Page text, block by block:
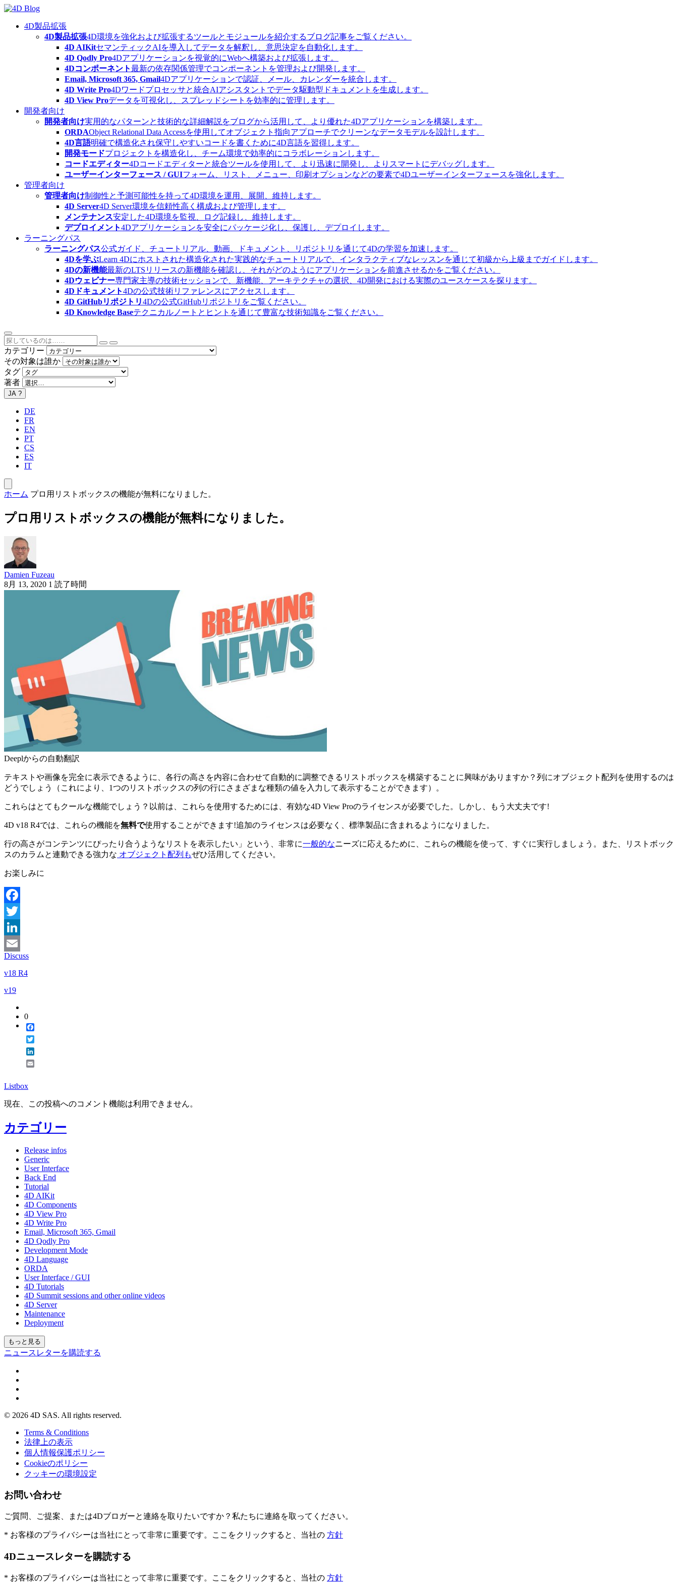
Skip
content4D製品拡張
4D製品拡張4D環境を強化および拡張するツールとモジュールを紹介するブログ記事をご覧ください。
4D AIKitセマンティックAIを導入してデータを解釈し、意思決定を自動化します。
4D Qodly Pro4Dアプリケーションを視覚的にWebへ構築および拡張します。
4Dコンポーネント最新の依存関係管理でコンポーネントを管理および開発します。
Email, Microsoft 365, Gmail4Dアプリケーションで認証、メール、カレンダーを統合します。
4D Write Pro4Dワードプロセッサと統合AIアシスタントでデータ駆動型ドキュメントを生成します。
4D View Proデータを可視化し、スプレッドシートを効率的に管理します。
開発者向け
開発者向け実用的なパターンと技術的な詳細解説をブログから活用して、より優れた4Dアプリケーションを構築します。
ORDAObject Relational Data Accessを使用してオブジェクト指向アプローチでクリーンなデータモデルを設計します。
4D言語明確で構造化され保守しやすいコードを書くために4D言語を習得します。
開発モードプロジェクトを構造化し、チーム環境で効率的にコラボレーションします。
コードエディター4Dコードエディターと統合ツールを使用して、より迅速に開発し、よりスマートにデバッグします。
ユーザーインターフェース / GUIフォーム、リスト、メニュー、印刷オプションなどの要素で4Dユーザーインターフェースを強化します。
管理者向け
管理者向け制御性と予測可能性を持って4D環境を運用、展開、維持します。
4D Server4D Server環境を信頼性高く構成および管理します。
メンテナンス安定した4D環境を監視、ログ記録し、維持します。
デプロイメント4Dアプリケーションを安全にパッケージ化し、保護し、デプロイします。
ラーニングパス
ラーニングパス公式ガイド、チュートリアル、動画、ドキュメント、リポジトリを通じて4Dの学習を加速します。
4Dを学ぶLearn 4Dにホストされた構造化された実践的なチュートリアルで、インタラクティブなレッスンを通じて初級から上級までガイドします。
4Dの新機能最新のLTSリリースの新機能を確認し、それがどのようにアプリケーションを前進させるかをご覧ください。
4Dウェビナー専門家主導の技術セッションで、新機能、アーキテクチャの選択、4D開発における実際のユースケースを探ります。
4Dドキュメント4Dの公式技術リファレンスにアクセスします。
4D GitHubリポジトリ4Dの公式GitHubリポジトリをご覧ください。
4D Knowledge Baseテクニカルノートとヒントを通じて豊富な技術知識をご覧ください。
カテゴリー
その対象は誰か
タグ
著者
JA ?
DE
FR
EN
PT
CS
ES
IT
ホーム プロ用リストボックスの機能が無料になりました。
プロ用リストボックスの機能が無料になりました。
Damien Fuzeau
8月 13, 2020 1 読了時間
Deeplからの自動翻訳
テキストや画像を完全に表示できるように、各行の高さを内容に合わせて自動的に調整できるリストボックスを構築することに興味がありますか？列にオブジェクト配列を使用するのは
どうでしょう（これにより、1つのリストボックスの列の行にさまざまな種類の値を入力して表示することができます）。
これらはとてもクールな機能でしょう？以前は、これらを使用するためには、有効な4D View Proのライセンスが必要でした。しかし、もう大丈夫です!
4D v18 R4では、これらの機能を無料で使用することができます!追加のライセンスは必要なく、標準製品に含まれるようになりました。
行の高さがコンテンツにぴったり合うようなリストを表示したい」という、非常に一般的なニーズに応えるために、これらの機能を使って、すぐに実行しましょう。また、リストボック
スのカラムと連動できる強力な オブジェクト配列もぜひ活用してください。
お楽しみに
Facebook
Twitter
LinkedIn
Email
Discuss
v18 R4
v19
0
Listbox
現在、この投稿へのコメント機能は利用できません。
カテゴリー
Release infos
Generic
User Interface
Back End
Tutorial
4D AIKit
4D Components
4D View Pro
4D Write Pro
Email, Microsoft 365, Gmail
4D Qodly Pro
Development Mode
4D Language
ORDA
User Interface / GUI
4D Tutorials
4D Summit sessions and other online videos
4D Server
Maintenance
Deployment
もっと見る
ニュースレターを購読する
© 2026 4D SAS. All rights reserved.
Terms & Conditions
法律上の表示
個人情報保護ポリシー
Cookieのポリシー
クッキーの環境設定
お問い合わせ
ご質問、ご提案、または4Dブロガーと連絡を取りたいですか？私たちに連絡を取ってください。
* お客様のプライバシーは当社にとって非常に重要です。ここをクリックすると、当社の 方針
4Dニュースレターを購読する
* お客様のプライバシーは当社にとって非常に重要です。ここをクリックすると、当社の 方針